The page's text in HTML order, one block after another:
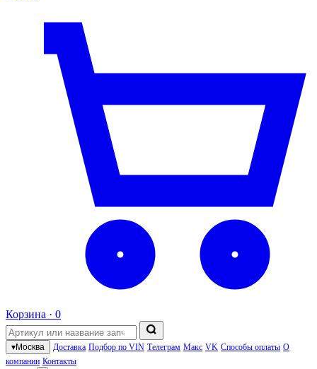
Корзина · 0
▾Москва Доставка Подбор по VIN Телеграм Макс VK Способы оплаты О
компании Контакты